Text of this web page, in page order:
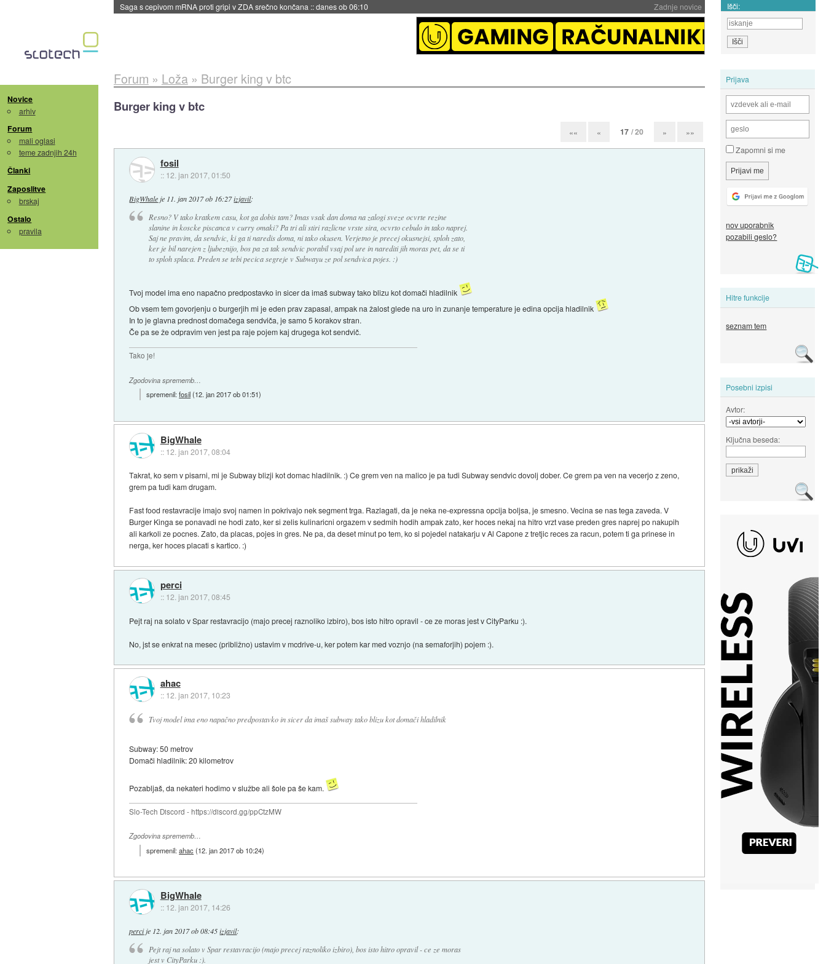
Zadnje novice
BMW v vozilih začel predvajati reklame::danes ob 06:09 Išči:
Novice
arhiv
Forum
mali oglasi
teme zadnjih 24h
Članki
Zaposlitve
brskaj
Ostalo
pravila
Prijava
Zapomni si me
nov uporabnik
pozabili geslo?
Hitre funkcije
seznam tem
Posebni izpisi
Avtor:
Ključna beseda:
Forum » Loža» Burger king v btc
Burger king v btc
«« « 17 / 20 » »»
fosil
:: 12. jan 2017, 01:50
BigWhale je 11. jan 2017 ob 16:27izjavil:
Resno? V tako kratkem casu, kot ga dobis tam? Imas vsak dan doma na zalogi sveze ocvrte rezine
slanine in koscke piscanca v curry omaki? Pa tri ali stiri razlicne vrste sira, ocvrto cebulo in tako naprej.
Saj ne pravim, da sendvic, ki ga ti naredis doma, ni tako okusen. Verjetno je precej okusnejsi, sploh zato,
ker je bil narejen z ljubeznijo, bos pa za tak sendvic porabil vsaj pol ure in narediti jih moras pet, da se ti
to sploh splaca. Preden se tebi pecica segreje v Subwayu ze pol sendvica pojes. :)
Tvoj model ima eno napačno predpostavko in sicer da imaš subway tako blizu kot domači hladilnik
Ob vsem tem govorjenju o burgerjih mi je eden prav zapasal, ampak na žalost glede na uro in zunanje temperature je edina opcija hladilnik
In to je glavna prednost domačega sendviča, je samo 5 korakov stran.
Če pa se že odpravim ven jest pa raje pojem kaj drugega kot sendvič.
Tako je!
Zgodovina sprememb…
spremenil:fosil(12. jan 2017 ob 01:51)
BigWhale
:: 12. jan 2017, 08:04
Takrat, ko sem v pisarni, mi je Subway blizji kot domac hladilnik. :) Ce grem ven na malico je pa tudi Subway sendvic dovolj dober. Ce grem pa ven na vecerjo z zeno,
grem pa tudi kam drugam.
Fast food restavracije imajo svoj namen in pokrivajo nek segment trga. Razlagati, da je neka ne-expressna opcija boljsa, je smesno. Vecina se nas tega zaveda. V
Burger Kinga se ponavadi ne hodi zato, ker si zelis kulinaricni orgazem v sedmih hodih ampak zato, ker hoces nekaj na hitro vrzt vase preden gres naprej po nakupih
ali karkoli ze pocnes. Zato, da placas, pojes in gres. Ne pa, da deset minut po tem, ko si pojedel natakarju v Al Capone z tretjic reces za racun, potem ti ga prinese in
nerga, ker hoces placati s kartico. :)
perci
:: 12. jan 2017, 08:45
Pejt raj na solato v Spar restavracijo (majo precej raznoliko izbiro), bos isto hitro opravil - ce ze moras jest v CityParku :).
No, jst se enkrat na mesec (približno) ustavim v mcdrive-u, ker potem kar med voznjo (na semaforjih) pojem :).
ahac
:: 12. jan 2017, 10:23
Tvoj model ima eno napačno predpostavko in sicer da imaš subway tako blizu kot domači hladilnik
Subway: 50 metrov
Domači hladilnik: 20 kilometrov
Pozabljaš, da nekateri hodimo v službe ali šole pa še kam.
Slo-Tech Discord - https://discord.gg/ppCtzMW
Zgodovina sprememb…
spremenil:ahac(12. jan 2017 ob 10:24)
BigWhale
:: 12. jan 2017, 14:26
percije 12. jan 2017 ob 08:45 izjavil:
Pejt raj na solato v Spar restavracijo (majo precej raznoliko izbiro), bos isto hitro opravil - ce ze moras
jest v CityParku :).